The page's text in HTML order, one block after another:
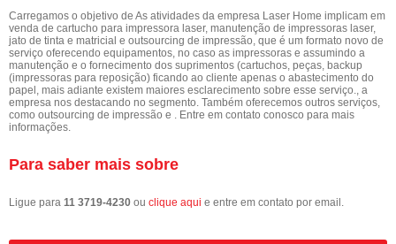
Carregamos o objetivo de As atividades da empresa Laser Home implicam em
venda de cartucho para impressora laser, manutenção de impressoras laser,
jato de tinta e matricial e outsourcing de impressão, que é um formato novo de
serviço oferecendo equipamentos, no caso as impressoras e assumindo a
manutenção e o fornecimento dos suprimentos (cartuchos, peças, backup
(impressoras para reposição) ficando ao cliente apenas o abastecimento do
papel, mais adiante existem maiores esclarecimento sobre esse serviço., a
empresa nos destacando no segmento. Também oferecemos outros serviços,
como outsourcing de impressão e . Entre em contato conosco para mais
informações.
Para saber mais sobre
Ligue para 11 3719-4230 ou clique aqui e entre em contato por email.